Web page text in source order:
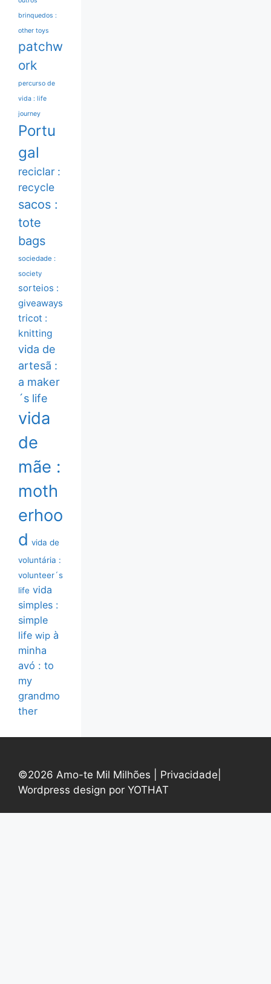
brinquedos :
other toys
patchw
ork
percurso de
vida : life
journey
Portu
gal
reciclar :
recycle
sacos :
tote
bags
sociedade :
society
sorteios :
giveaways
tricot :
knitting
vida de
artesã :
a maker
´s life
vida
de
mãe :
moth
erhoo
d vida de
voluntária :
volunteer´s
life vida
simples :
simple
life wip à
minha
avó : to
my
grandmo
ther
©2026 Amo-te Mil Milhões | Privacidade
Wordpress design por YOTHAT